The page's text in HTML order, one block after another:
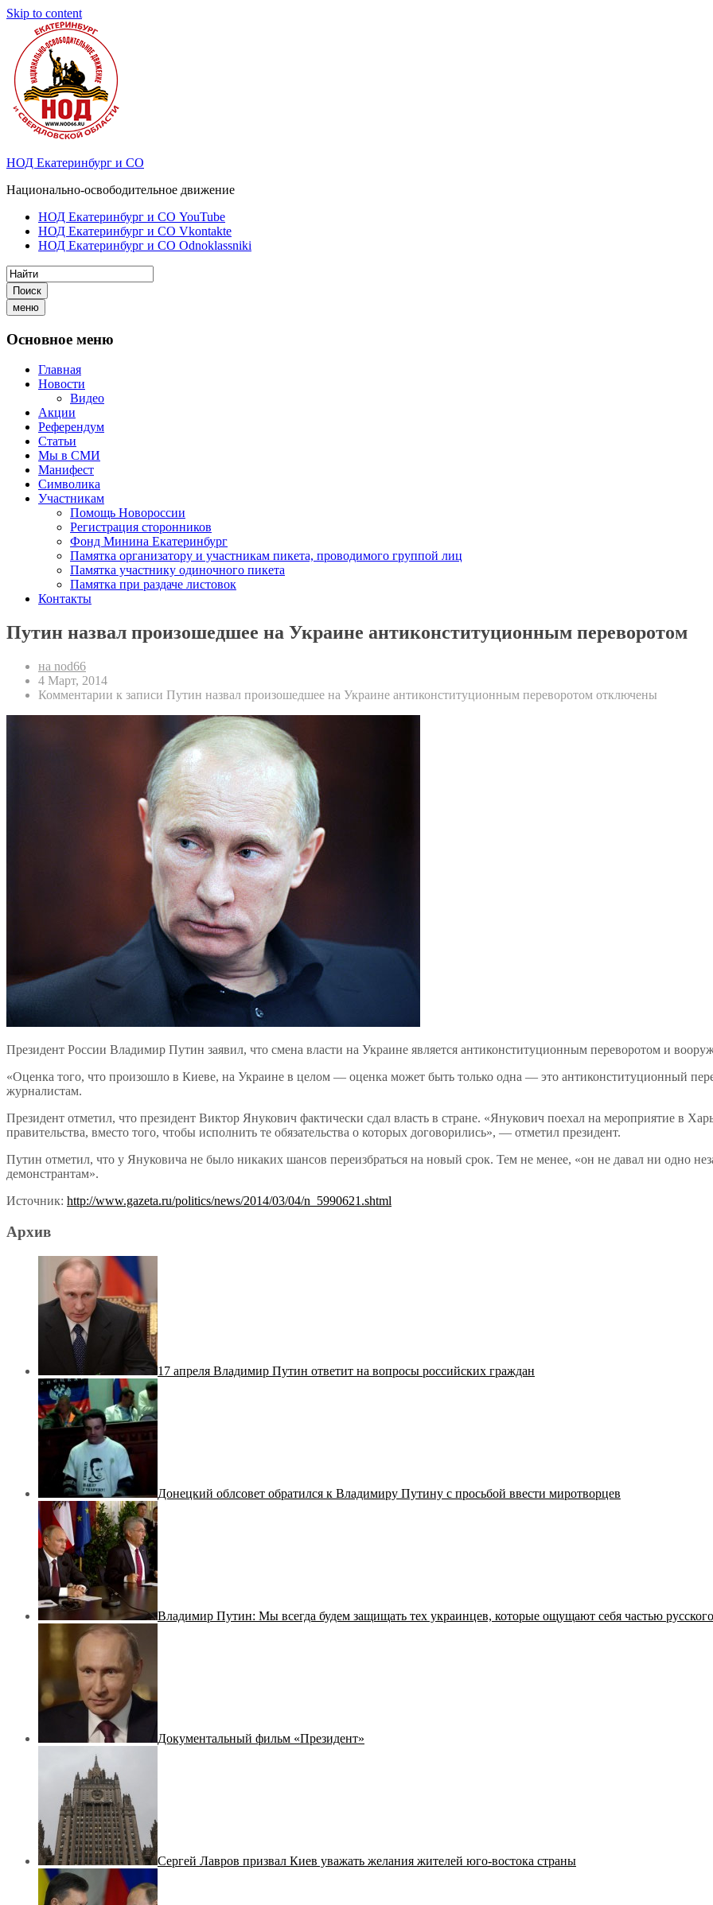
Skip to content
НОД Екатеринбург и СО
Национально-освободительное движение
НОД Екатеринбург и СО YouTube
НОД Екатеринбург и СО Vkontakte
НОД Екатеринбург и СО Odnoklassniki
Поиск
меню
Основное меню
Главная
Новости
Видео
Акции
Референдум
Статьи
Мы в СМИ
Манифест
Символика
Участникам
Помощь Новороссии
Регистрация сторонников
Фонд Минина Екатеринбург
Памятка организатору и участникам пикета, проводимого группой лиц
Памятка участнику одиночного пикета
Памятка при раздаче листовок
Контакты
Путин назвал произошедшее на Украине антиконституционным переворотом
на nod66
4 Март, 2014
Комментарии к записи Путин назвал произошедшее на Украине антиконституционным переворотом отключены
Президент России Владимир Путин заявил, что смена власти на Украине является антиконституционным переворотом и
«Оценка того, что произошло в Киеве, на Украине в целом — оценка может быть только одна — это антиконституционный
журналистам.
Президент отметил, что президент Виктор Янукович фактически сдал власть в стране. «Янукович поехал на мероприятие в
правительства, вместо того, чтобы исполнить те обязательства о которых договорились», — отметил президент.
Путин отметил, что у Януковича не было никаких шансов переизбраться на новый срок. Тем не менее, «он не давал ни одно
демонстрантам».
Источник: http://www.gazeta.ru/politics/news/2014/03/04/n_5990621.shtml
Архив
17 апреля Владимир Путин ответит на вопросы российских граждан
Донецкий облсовет обратился к Владимиру Путину с просьбой ввести миротворцев
Владимир Путин: Мы всегда будем защищать тех украинцев, которые ощущают себя частью
Документальный фильм «Президент»
Сергей Лавров призвал Киев уважать желания жителей юго-востока страны